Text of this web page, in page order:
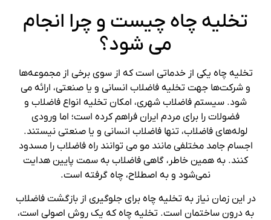
تخلیه چاه چیست و چرا انجام
می شود؟
تخلیه چاه یکی از خدماتی است که از سوی برخی از مجموعه‌ها
و شرکت‌ها جهت تخلیه فاضلاب انسانی و یا صنعتی، ارائه می
شود. سیستم فاضلاب شهری، امکان تخلیه انواع فاضلاب و
فضولات را برای مردم ایران فراهم کرده است؛ اما ورودی
لوله‌های فاضلاب، تنها فاضلاب انسانی و یا صنعتی نیستند.
اجسام جامد مختلفی مانند مو می توانند راه فاضلاب را مسدود
کنند. به همین خاطر، گاهی فاضلاب به سمت پایین هدایت
نمی‌شود و به اصطلاح، چاه گرفته است.
در این زمان نیاز به تخلیه چاه برای جلوگیری از بازگشت فاضلاب
به درون ساختمان است. تخلیه چاه که یک روش اصولی است،